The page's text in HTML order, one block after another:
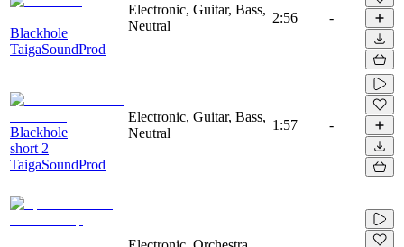
Blackhole
TaigaSoundProd
Electronic, Guitar, Bass,
Neutral
2:56 -
Blackhole
short 2
TaigaSoundProd
Electronic, Guitar, Bass,
Neutral
1:57 -